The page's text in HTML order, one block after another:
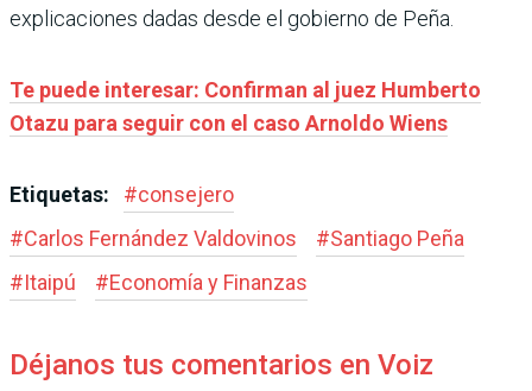
explicaciones dadas desde el gobierno de Peña.
Te puede interesar: Confirman al juez Humberto
Otazu para seguir con el caso Arnoldo Wiens
Etiquetas: #consejero
#Carlos Fernández Valdovinos #Santiago Peña
#Itaipú #Economía y Finanzas
Déjanos tus comentarios en Voiz